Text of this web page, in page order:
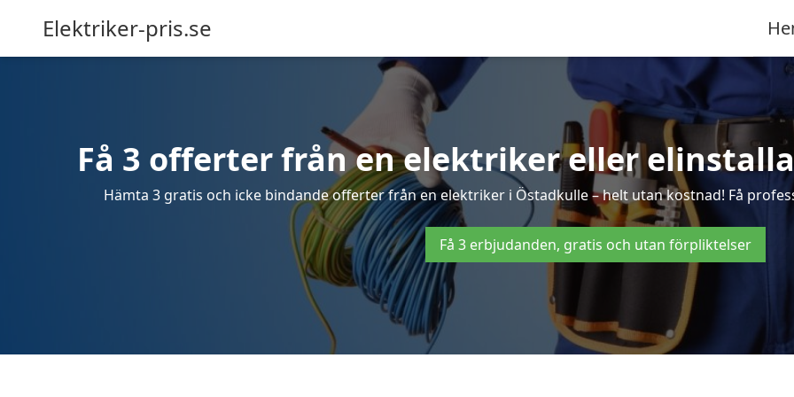
Elektriker-pris.se
Få 3 offerter från en elektriker eller
Hämta 3 gratis och icke bindande offerter från en elektriker i Östadkulle – helt utan kostnad! Få
Få 3 erbjudanden, gratis och utan förpliktelser